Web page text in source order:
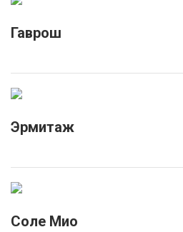
Гаврош
Эрмитаж
Соле Мио